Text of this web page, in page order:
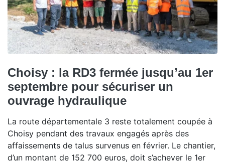
Choisy : la RD3 fermée jusqu’au 1er
septembre pour sécuriser un
ouvrage hydraulique
La route départementale 3 reste totalement coupée à
Choisy pendant des travaux engagés après des
affaissements de talus survenus en février. Le chantier,
d’un montant de 152 700 euros, doit s’achever le 1er